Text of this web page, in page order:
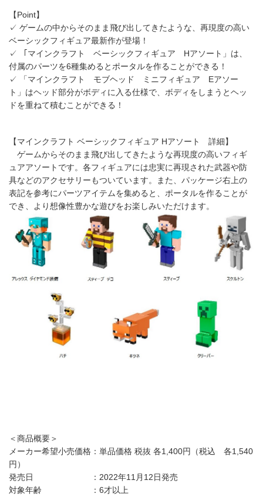
【Point】
✓ ゲームの中からそのまま飛び出してきたような、再現度の高い
ベーシックフィギュア最新作が登場！
✓ 「マインクラフト ベーシックフィギュア Hアソート」は、
付属のパーツを6種集めるとポータルを作ることができる！
✓ 「マインクラフト モブヘッド ミニフィギュア Eアソー
ト」はヘッド部分がボディに入る仕様で、ボディをしまうとヘッ
ドを重ねて積むことができる！
【マインクラフト ベーシックフィギュア Hアソート 詳細】
ゲームからそのまま飛び出してきたような再現度の高いフィギ
ュアアソートです。各フィギュアには忠実に再現された武器や防
具などのアクセサリーもついています。また、パッケージ右上の
表記を参考にパーツアイテムを集めると、ポータルを作ることが
でき、より想像性豊かな遊びをお楽しみいただけます。
＜商品概要＞
メーカー希望小売価格：単品価格 税抜 各1,400円（税込 各1,540
円）
発売日 ：2022年11月12日発売
対象年齢 ：6才以上